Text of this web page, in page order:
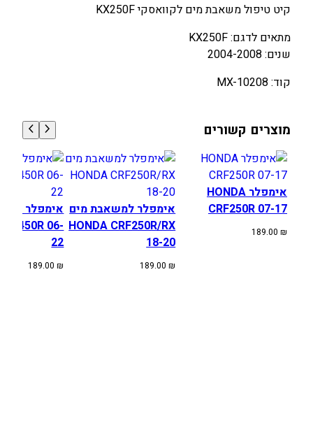
ל
מ
ש
ב
י
ם
ל
ק
א
קיט טיפול משאבת מים לקוואסקי KX250F
מתאים לדגם: KX250F
שנים: 2004-2008
קוד: MX-10208
מוצרים קשורים
אימפלר HONDA
CRF250R 07-17
189.00 ₪
אימפלר למשאבת מים
HONDA CRF250R/RX
18-20
189.00₪
אימפלר
06-
22
189.00₪